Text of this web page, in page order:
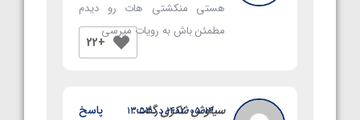
هستی منکشتی هات رو دیدم
مطمئن باش به رویات میرسی
+22
سیاوش شکریگفت: ۱۴۰۲-۰۵-۱۴ در ۱۳:۵۳ پاسخ